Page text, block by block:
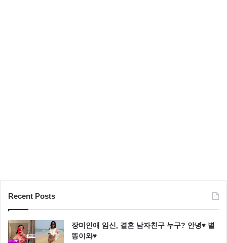
Recent Posts
장미인애 임신, 결혼 남자친구 누구? 안녕♥ 별
똥이와♥